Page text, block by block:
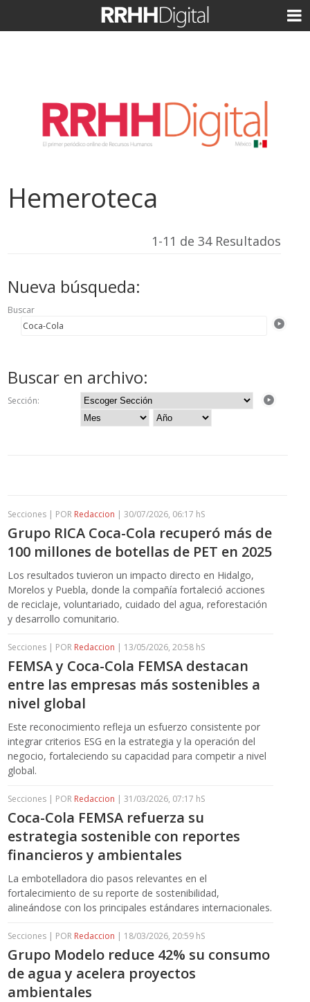
Hemeroteca
1-11 de 34 Resultados
Nueva búsqueda:
Buscar
Buscar en archivo:
Sección:
Secciones | POR Redaccion | 30/07/2026, 06:17 hS
Grupo RICA Coca-Cola recuperó más de
100 millones de botellas de PET en 2025
Los resultados tuvieron un impacto directo en Hidalgo,
Morelos y Puebla, donde la compañía fortaleció acciones
de reciclaje, voluntariado, cuidado del agua, reforestación
y desarrollo comunitario.
Secciones | POR Redaccion | 13/05/2026, 20:58 hS
FEMSA y Coca-Cola FEMSA destacan
entre las empresas más sostenibles a
nivel global
Este reconocimiento refleja un esfuerzo consistente por
integrar criterios ESG en la estrategia y la operación del
negocio, fortaleciendo su capacidad para competir a nivel
global.
Secciones | POR Redaccion | 31/03/2026, 07:17 hS
Coca-Cola FEMSA refuerza su
estrategia sostenible con reportes
financieros y ambientales
La embotelladora dio pasos relevantes en el
fortalecimiento de su reporte de sostenibilidad,
alineándose con los principales estándares internacionales.
Secciones | POR Redaccion | 18/03/2026, 20:59 hS
Grupo Modelo reduce 42% su consumo
de agua y acelera proyectos
ambientales